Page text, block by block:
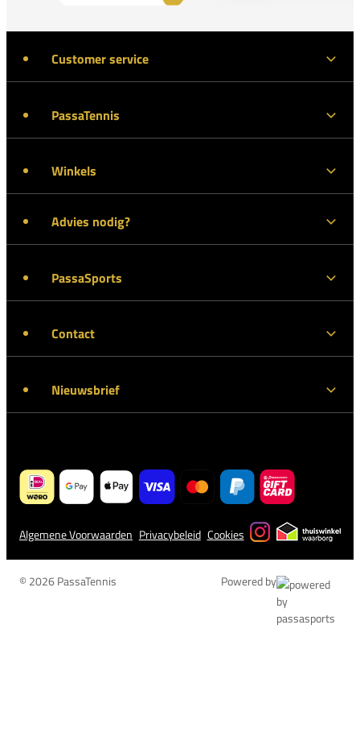
Customer service
PassaTennis
Winkels
Advies nodig?
PassaSports
Contact
Nieuwsbrief
Algemene Voorwaarden Privacybeleid Cookies
© 2026 PassaTennis Powered by